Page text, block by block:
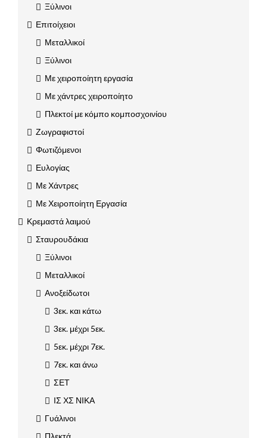
Ξύλινοι
Επιτοίχειοι
Μεταλλικοί
Ξύλινοι
Με χειροποίητη εργασία
Με χάντρες χειροποίητο
Πλεκτοί με κόμπο κομποσχοινίου
Ζωγραφιστοί
Φωτιζόμενοι
Ευλογίας
Με Χάντρες
Με Χειροποίητη Εργασία
Κρεμαστά λαιμού
Σταυρουδάκια
Ξύλινοι
Μεταλλικοί
Ανοξείδωτοι
3εκ. και κάτω
3εκ. μέχρι 5εκ.
5εκ. μέχρι 7εκ.
7εκ. και άνω
ΣΕΤ
ΙΣ ΧΣ ΝΙΚΑ
Γυάλινοι
Πλεκτά